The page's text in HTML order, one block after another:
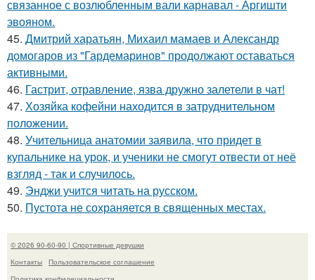
связанное с возлюбленным вали карнавал - Аргишти
эвояном.
45. Дмитрий харатьян, Михаил мамаев и Александр
домогаров из "Гардемаринов" продолжают оставаться
активными.
46. Гастрит, отравление, язва дружно залетели в чат!
47. Хозяйка кофейни находится в затруднительном
положении.
48. Учительница анатомии заявила, что придет в
купальнике на урок, и ученики не смогут отвести от неё
взгляд - так и случилось.
49. Энджи учится читать на русском.
50. Пустота не сохраняется в священных местах.
© 2026 90-60-90 | Спортивные девушки
Контакты
Пользовательское соглашение